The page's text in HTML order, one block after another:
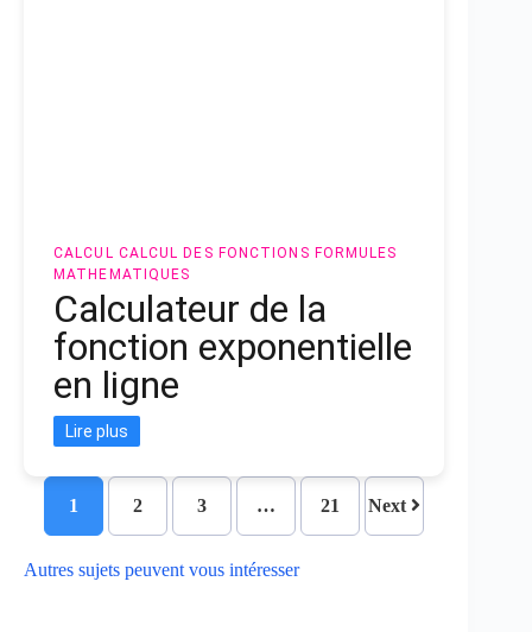
CALCUL CALCUL DES FONCTIONS FORMULES
MATHEMATIQUES
Calculateur de la
fonction exponentielle
en ligne
Lire plus
1 2 3 … 21 Next
Autres sujets peuvent vous intéresser